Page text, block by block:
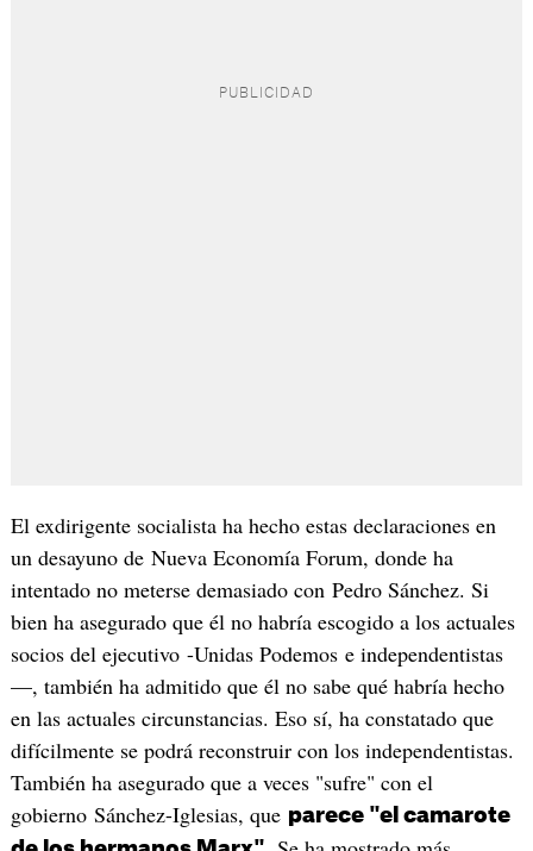
El exdirigente socialista ha hecho estas declaraciones en
un desayuno de Nueva Economía Forum, donde ha
intentado no meterse demasiado con Pedro Sánchez. Si
bien ha asegurado que él no habría escogido a los actuales
socios del ejecutivo -Unidas Podemos e independentistas
—, también ha admitido que él no sabe qué habría hecho
en las actuales circunstancias. Eso sí, ha constatado que
difícilmente se podrá reconstruir con los independentistas.
También ha asegurado que a veces "sufre" con el
gobierno Sánchez-Iglesias, que parece "el camarote